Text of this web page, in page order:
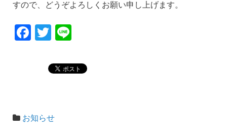
すので、どうぞよろしくお願い申し上げます。
F
o
T
tt
e
お知らせ